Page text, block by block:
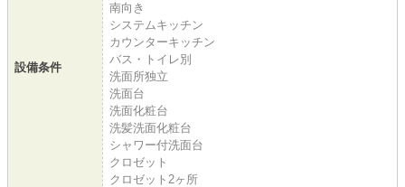
設備条件
南向き
システムキッチン
カウンターキッチン
バス・トイレ別
洗面所独立
洗面台
洗面化粧台
洗髪洗面化粧台
シャワー付洗面台
クロゼット
クロゼット2ヶ所